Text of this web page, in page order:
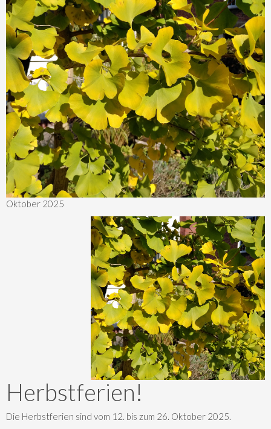
Oktober 2025
Herbstferien!
Die Herbstferien sind vom 12. bis zum 26. Oktober 2025.